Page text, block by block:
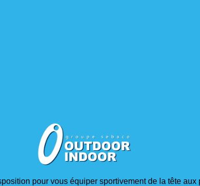
pour vous équiper sportivement de la tête aux